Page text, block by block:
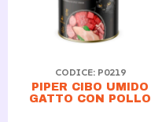
CODICE: P0219
PIPER CIBO UMIDO
GATTO CON POLLO